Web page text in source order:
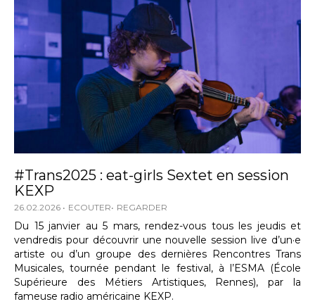
#Trans2025 : eat-girls Sextet en session
KEXP
26.02.2026 ECOUTER REGARDER
Du 15 janvier au 5 mars, rendez-vous tous les jeudis et
vendredis pour découvrir une nouvelle session live d’un·e
artiste ou d’un groupe des dernières Rencontres Trans
Musicales, tournée pendant le festival, à l’ESMA (École
Supérieure des Métiers Artistiques, Rennes), par la
fameuse radio américaine KEXP.